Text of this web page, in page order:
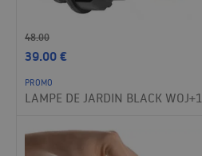
48.00
39.00€
PROMO
LAMPE DE JARDIN BLACK